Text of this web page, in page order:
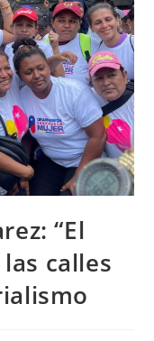
“El
calles